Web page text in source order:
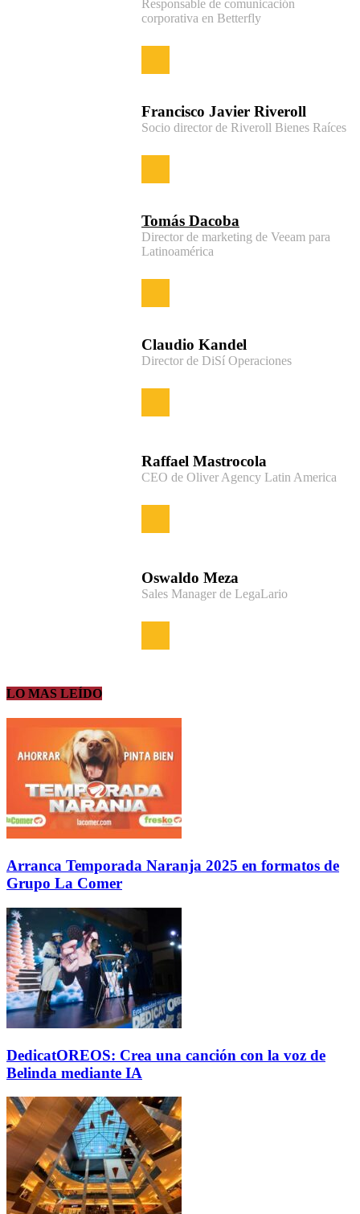
Responsable de comunicación
corporativa en Betterfly
Francisco Javier Riveroll
Socio director de Riveroll Bienes Raíces
Tomás Dacoba
Director de marketing de Veeam para
Latinoamérica
Claudio Kandel
Director de DiSí Operaciones
Raffael Mastrocola
CEO de Oliver Agency Latin America
Oswaldo Meza
Sales Manager de LegaLario
LO MAS LEÍDO
Arranca Temporada Naranja 2025 en formatos de
Grupo La Comer
DedicatOREOS: Crea una canción con la voz de
Belinda mediante IA